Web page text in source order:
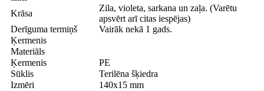
Krāsa
Zila, violeta, sarkana un zaļa. (Varētu
apsvērt arī citas iespējas)
Derīguma termiņš
Vairāk nekā 1 gads.
Ķermenis
Materiāls
Ķermenis
PE
Sūklis
Terilēna šķiedra
Izmēri
140x15 mm